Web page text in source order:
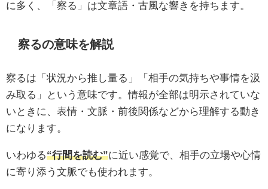
に多く、「察る」は文章語・古風な響きを持ちます。
察るの意味を解説
察るは「状況から推し量る」「相手の気持ちや事情を汲
み取る」という意味です。情報が全部は明示されていな
いときに、表情・文脈・前後関係などから理解する動き
になります。
いわゆる“行間を読む”に近い感覚で、相手の立場や心情
に寄り添う文脈でも使われます。